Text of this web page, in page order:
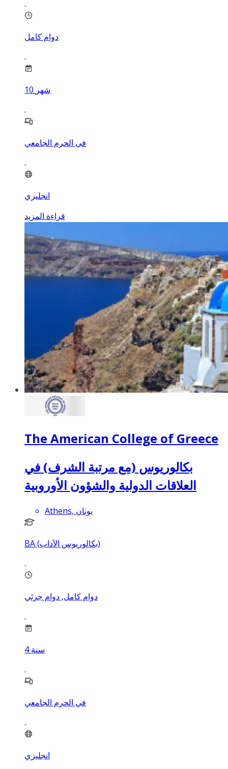
دوام كامل
10 شهر
في الحرم الجامعي
انجليزي
قراءة المزيد
The American College of Greece
بكالوريوس (مع مرتبة الشرف) في
العلاقات الدولية والشؤون الأوروبية
Athens, يونان
BA (بكالوريوس الآداب)
دوام كامل, دوام جزئي
4 سنة
في الحرم الجامعي
انجليزي